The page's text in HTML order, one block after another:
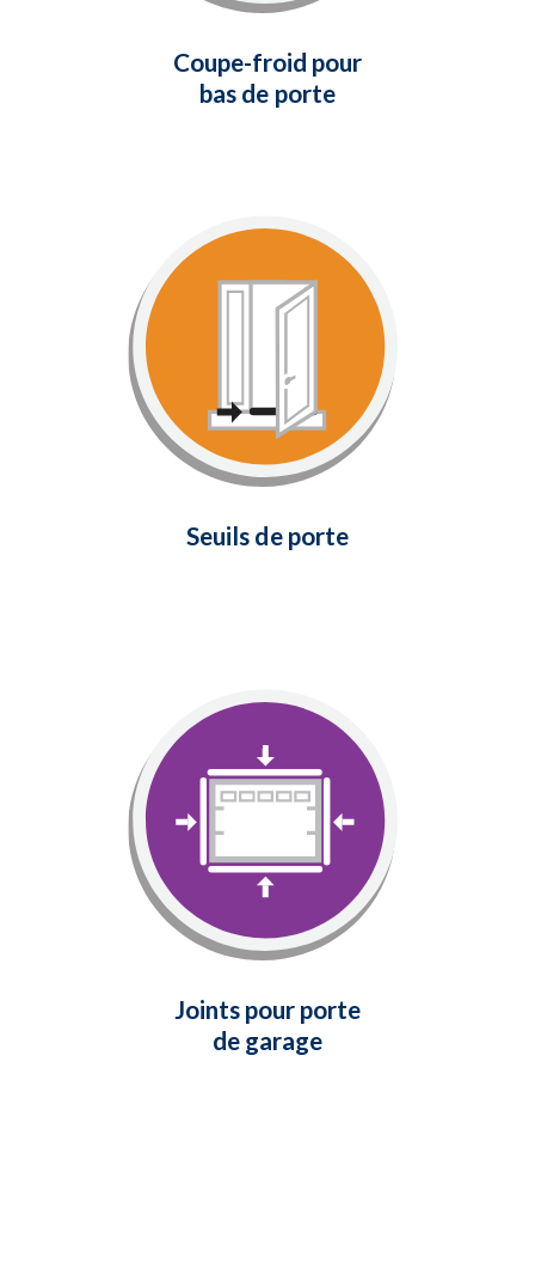
Coupe-froid pour
bas de porte
En savoir plus
Seuils de porte
Seuils de porte
Fournit un joint étanche au bas de
votre porte pour empêcher l'air
froid et les courants d'air d'entrer
dans la maison.
En savoir plus
Joints pour porte
de garage
Joints pour porte
de garage
Empêche l'air froid, la poussière,
les insectes, la pluie, la neige et les
feuilles de pénétrer dans votre